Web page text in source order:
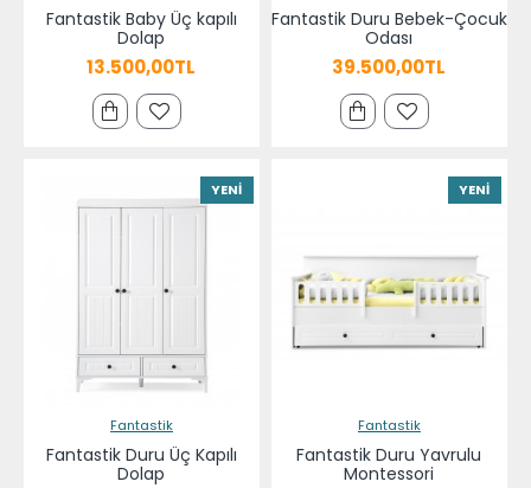
Fantastik Baby Üç kapılı
Dolap
13.500,00TL
Fantastik Duru Bebek-Çocuk
Odası
39.500,00TL
YENI
Fantastik
Fantastik Duru Üç Kapılı
Dolap
YENI
Fantastik
Fantastik Duru Yavrulu
Montessori